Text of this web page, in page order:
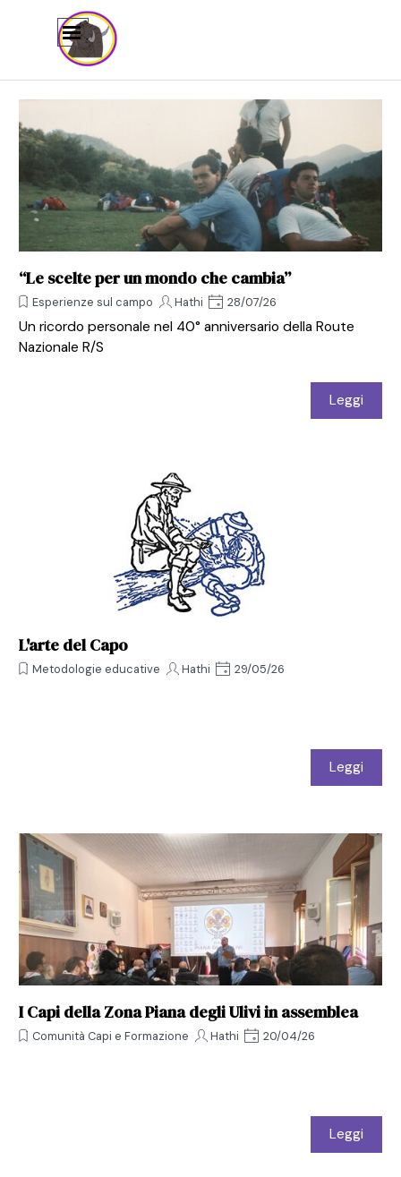
Salta menù
“Le scelte per un mondo che cambia”
Esperienze sul campo Hathi 28/07/26
Un ricordo personale nel 40° anniversario della Route
Nazionale R/S
Leggi
L'arte del Capo
Metodologie educative Hathi 29/05/26
Leggi
I Capi della Zona Piana degli Ulivi in assemblea
Comunità Capi e Formazione Hathi 20/04/26
Leggi